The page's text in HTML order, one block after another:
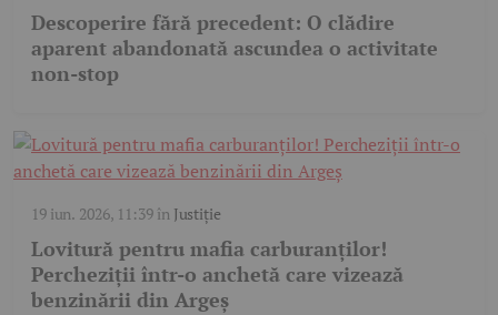
Descoperire fără precedent: O clădire
aparent abandonată ascundea o activitate
non-stop
19 iun. 2026, 11:39în Justiție
Lovitură pentru mafia carburanților!
Percheziții într-o anchetă care vizează
benzinării din Argeș